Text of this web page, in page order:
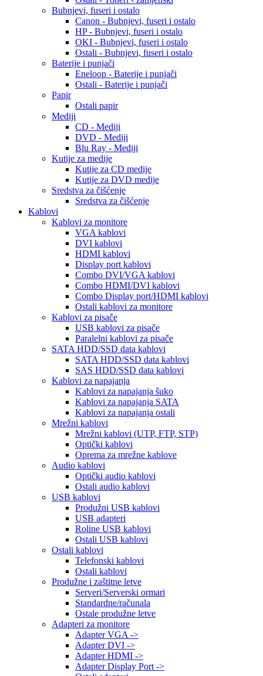
Bubnjevi, fuseri i ostalo
Canon - Bubnjevi, fuseri i ostalo
HP - Bubnjevi, fuseri i ostalo
OKI - Bubnjevi, fuseri i ostalo
Ostali - Bubnjevi, fuseri i ostalo
Baterije i punjači
Eneloop - Baterije i punjači
Ostali - Baterije i punjači
Papir
Ostali papir
Mediji
CD - Mediji
DVD - Mediji
Blu Ray - Mediji
Kutije za medije
Kutije za CD medije
Kutije za DVD medije
Sredstva za čišćenje
Sredstva za čišćenje
Kablovi
Kablovi za monitore
VGA kablovi
DVI kablovi
HDMI kablovi
Display port kablovi
Combo DVI/VGA kablovi
Combo HDMI/DVI kablovi
Combo Display port/HDMI kablovi
Ostali kablovi za monitore
Kablovi za pisače
USB kablovi za pisače
Paralelni kablovi za pisače
SATA HDD/SSD data kablovi
SATA HDD/SSD data kablovi
SAS HDD/SSD data kablovi
Kablovi za napajanja
Kablovi za napajanja šuko
Kablovi za napajanja SATA
Kablovi za napajanja ostali
Mrežni kablovi
Mrežni kablovi (UTP, FTP, STP)
Optički kablovi
Oprema za mrežne kablove
Audio kablovi
Optički audio kablovi
Ostali audio kablovi
USB kablovi
Produžni USB kablovi
USB adapteri
Roline USB kablovi
Ostali USB kablovi
Ostali kablovi
Telefonski kablovi
Ostali kablovi
Produžne i zaštitne letve
Serveri/Serverski ormari
Standardne/računala
Ostale produžne letve
Adapteri za monitore
Adapter VGA ->
Adapter DVI ->
Adapter HDMI ->
Adapter Display Port ->